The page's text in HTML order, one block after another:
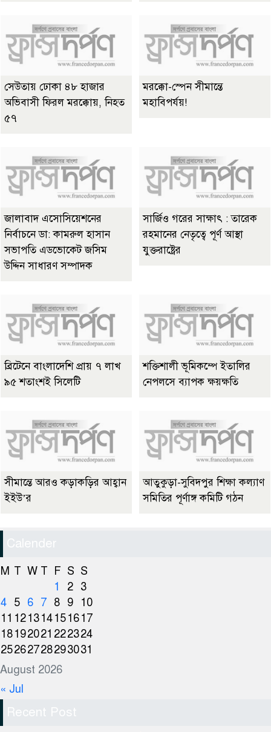
সেউতায় ঢোকা ৪৮ হাজার
অভিবাসী ফিরল মরক্কোয়, নিহত
৫৭
মরক্কো-স্পেন সীমান্তে
মহাবিপর্যয়!
জালাবাদ এসোসিয়েশনের
নির্বাচনে ডা: কামরুল হাসান
সভাপতি এডভোকেট জসিম
উদ্দিন সাধারণ সম্পাদক
সার্জিও গরের সাক্ষাৎ : তারেক
রহমানের নেতৃত্বে পূর্ণ আস্থা
যুক্তরাষ্ট্রের
ব্রিটেনে বাংলাদেশি প্রায় ৭ লাখ
৯৫ শতাংশই সিলেটি
শক্তিশালী ভূমিকম্পে ইতালির
নেপলসে ব্যাপক ক্ষয়ক্ষতি
সীমান্তে আরও কড়াকড়ির আহ্বান
ইইউ’র
আতুকুড়া-সুবিদপুর শিক্ষা কল্যাণ
সমিতির পূর্ণাঙ্গ কমিটি গঠন
Calender
August 2026
M T W T F S S
1
2 3
4 5 6 7 8 9
10
11 121314151617
18192021 222324
25262728293031
« Jul
Recent Post